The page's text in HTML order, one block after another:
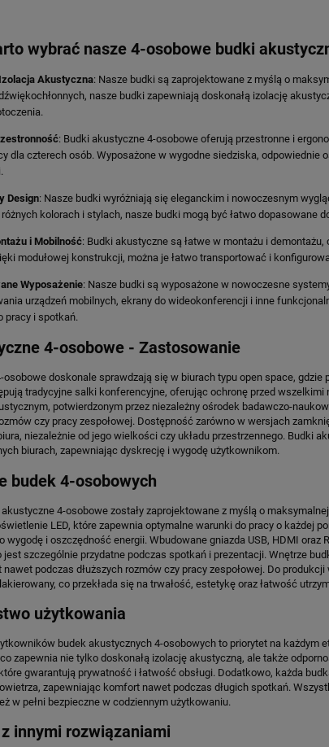
1 490,76 zł
1 341,68 zł
Cena regularna:1 931,10 zł
Najniższa cena:
1 586,70 zł
DO KOSZYKA
KRZESŁO HÅG
PULS 8010
3 194,31 zł
2 326,55 zł
1 184,49 zł
DO KOSZYKA
wybrać nasze 4-osobowe budki
Akustyczna: Nasze budki są zaprojektowane z myślą o
nasze budki zapewniają doskonałą izolację
: Budki akustyczne 4-osobowe oferują przestronne i
dla czterech osób. Wyposażone w wygodne siedziska, odpowiednie
Design: Nasze budki wyróżniają się eleganckim i nowoczesnym
kolorach i stylach, nasze budki mogą być łatwo dopasowane
i Mobilność: Budki akustyczne są łatwe w montażu i
modułowej konstrukcji, można je łatwo transportować i
Wyposażenie: Nasze budki są wyposażone w nowoczesne
urządzeń mobilnych, ekrany do wideokonferencji i inne
pracy i spotkań.
4-osobowe - Zastosowanie
osobowe doskonale sprawdzają się w biurach typu open space,
tradycyjne salki konferencyjne, oferując ochronę przed
potwierdzonym przez niezależny ośrodek badawczo-
czy pracy zespołowej. Dostępność zarówno w wersjach
niezależnie od jego wielkości czy układu przestrzennego. Budki
biurach, zapewniając dyskrecję i wygodę użytkownikom.
budek 4-osobowych
4-osobowe zostały zaprojektowane z myślą o
LED, które zapewnia optymalne warunki do pracy o każdej
wygodę i oszczędność energii. Wbudowane gniazda USB, HDMI
jest szczególnie przydatne podczas spotkań i prezentacji. Wnętrze
podczas dłuższych rozmów czy pracy zespołowej. Do
co przekłada się na trwałość, estetykę oraz łatwość
użytkowania
budek akustycznych 4-osobowych to priorytet na każdym
zapewnia nie tylko doskonałą izolację akustyczną, ale także
gwarantują prywatność i łatwość obsługi. Dodatkowo, każda
zapewniając komfort nawet podczas długich spotkań.
w pełni bezpieczne w codziennym użytkowaniu.
innymi rozwiązaniami